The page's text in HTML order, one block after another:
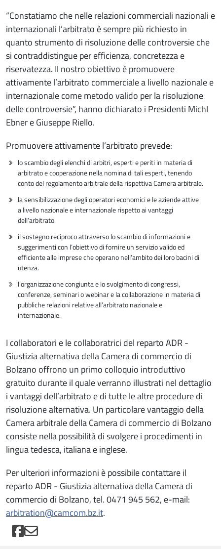
“Constatiamo che nelle relazioni commerciali nazionali e
internazionali l’arbitrato è sempre più richiesto in
quanto strumento di risoluzione delle controversie che
si contraddistingue per efficienza, concretezza e
riservatezza. Il nostro obiettivo è promuovere
attivamente l’arbitrato commerciale a livello nazionale e
internazionale come metodo valido per la risoluzione
delle controversie”, hanno dichiarato i Presidenti Michl
Ebner e Giuseppe Riello.
Promuovere attivamente l’arbitrato prevede:
lo scambio degli elenchi di arbitri, esperti e periti in materia di
arbitrato e cooperazione nella nomina di tali esperti, tenendo
conto del regolamento arbitrale della rispettiva Camera arbitrale.
la sensibilizzazione degli operatori economici e le aziende attive
a livello nazionale e internazionale rispetto ai vantaggi
dell’arbitrato.
il sostegno reciproco attraverso lo scambio di informazioni e
suggerimenti con l’obiettivo di fornire un servizio valido ed
efficiente alle imprese che operano nell’ambito dei loro bacini di
utenza.
l’organizzazione congiunta e lo svolgimento di congressi,
conferenze, seminari o webinar e la collaborazione in materia di
pubbliche relazioni relative all’arbitrato nazionale e
internazionale.
I collaboratori e le collaboratrici del reparto ADR -
Giustizia alternativa della Camera di commercio di
Bolzano offrono un primo colloquio introduttivo
gratuito durante il quale verranno illustrati nel dettaglio
i vantaggi dell’arbitrato e di tutte le altre procedure di
risoluzione alternativa. Un particolare vantaggio della
Camera arbitrale della Camera di commercio di Bolzano
consiste nella possibilità di svolgere i procedimenti in
lingua tedesca, italiana e inglese.
Per ulteriori informazioni è possibile contattare il
reparto ADR - Giustizia alternativa della Camera di
commercio di Bolzano, tel. 0471 945 562, e-mail:
arbitration@camcom.bz.it.